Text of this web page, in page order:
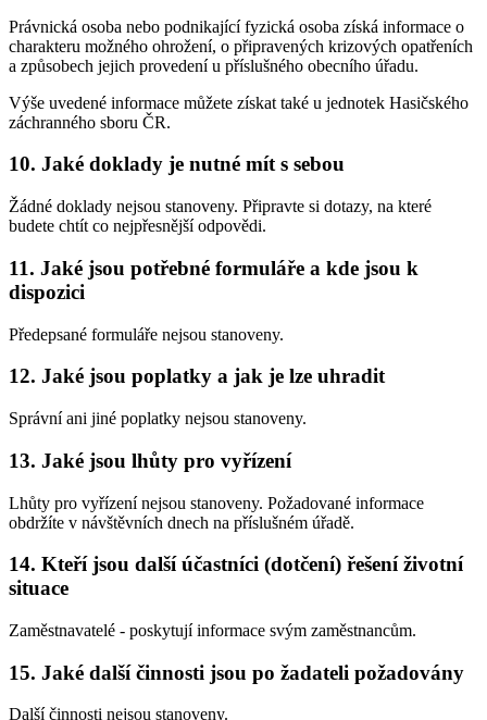
Právnická osoba nebo podnikající fyzická osoba získá informace o
charakteru možného ohrožení, o připravených krizových opatřeních
a způsobech jejich provedení u příslušného obecního úřadu.
Výše uvedené informace můžete získat také u jednotek Hasičského
záchranného sboru ČR.
10. Jaké doklady je nutné mít s sebou
Žádné doklady nejsou stanoveny. Připravte si dotazy, na které
budete chtít co nejpřesnější odpovědi.
11. Jaké jsou potřebné formuláře a kde jsou k
dispozici
Předepsané formuláře nejsou stanoveny.
12. Jaké jsou poplatky a jak je lze uhradit
Správní ani jiné poplatky nejsou stanoveny.
13. Jaké jsou lhůty pro vyřízení
Lhůty pro vyřízení nejsou stanoveny. Požadované informace
obdržíte v návštěvních dnech na příslušném úřadě.
14. Kteří jsou další účastníci (dotčení) řešení životní
situace
Zaměstnavatelé - poskytují informace svým zaměstnancům.
15. Jaké další činnosti jsou po žadateli požadovány
Další činnosti nejsou stanoveny.